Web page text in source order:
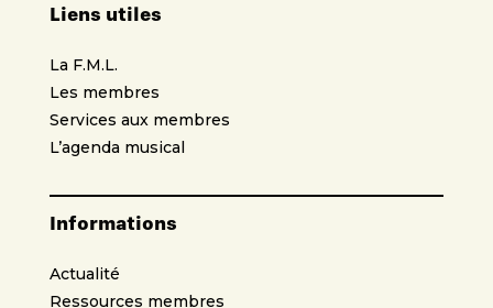
Liens utiles
La F.M.L.
Les membres
Services aux membres
L’agenda musical
Informations
Actualité
Ressources membres